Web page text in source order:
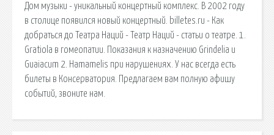
Дом музыки - уникальный концертный комплекс. В 2002 году
в столице появился новый концертный. billetes.ru - Как
добраться до Театра Наций - Театр Наций - статьи о театре. 1.
Gratiola в гомеопатии. Показания к назначению Grindelia и
Guaiacum 2. Hamamelis при нарушениях. У нас всегда есть
билеты в Консерватория. Предлагаем вам полную афишу
событий, звоните нам.